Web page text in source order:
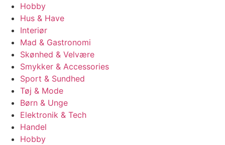
Hobby
Hus & Have
Interiør
Mad & Gastronomi
Skønhed & Velvære
Smykker & Accessories
Sport & Sundhed
Tøj & Mode
Børn & Unge
Elektronik & Tech
Handel
Hobby